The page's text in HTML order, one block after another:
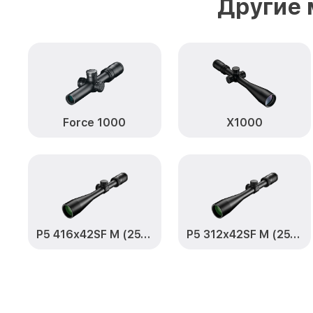
Другие
Force 1000 X1000
P5 416x42SF M (25,4mm) BDC P5 312x42SF M (25,4mm) BDC